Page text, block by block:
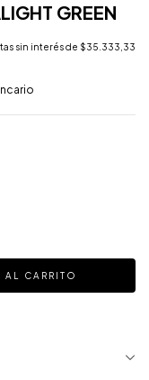
GREEN
sin interés de $35.333,33